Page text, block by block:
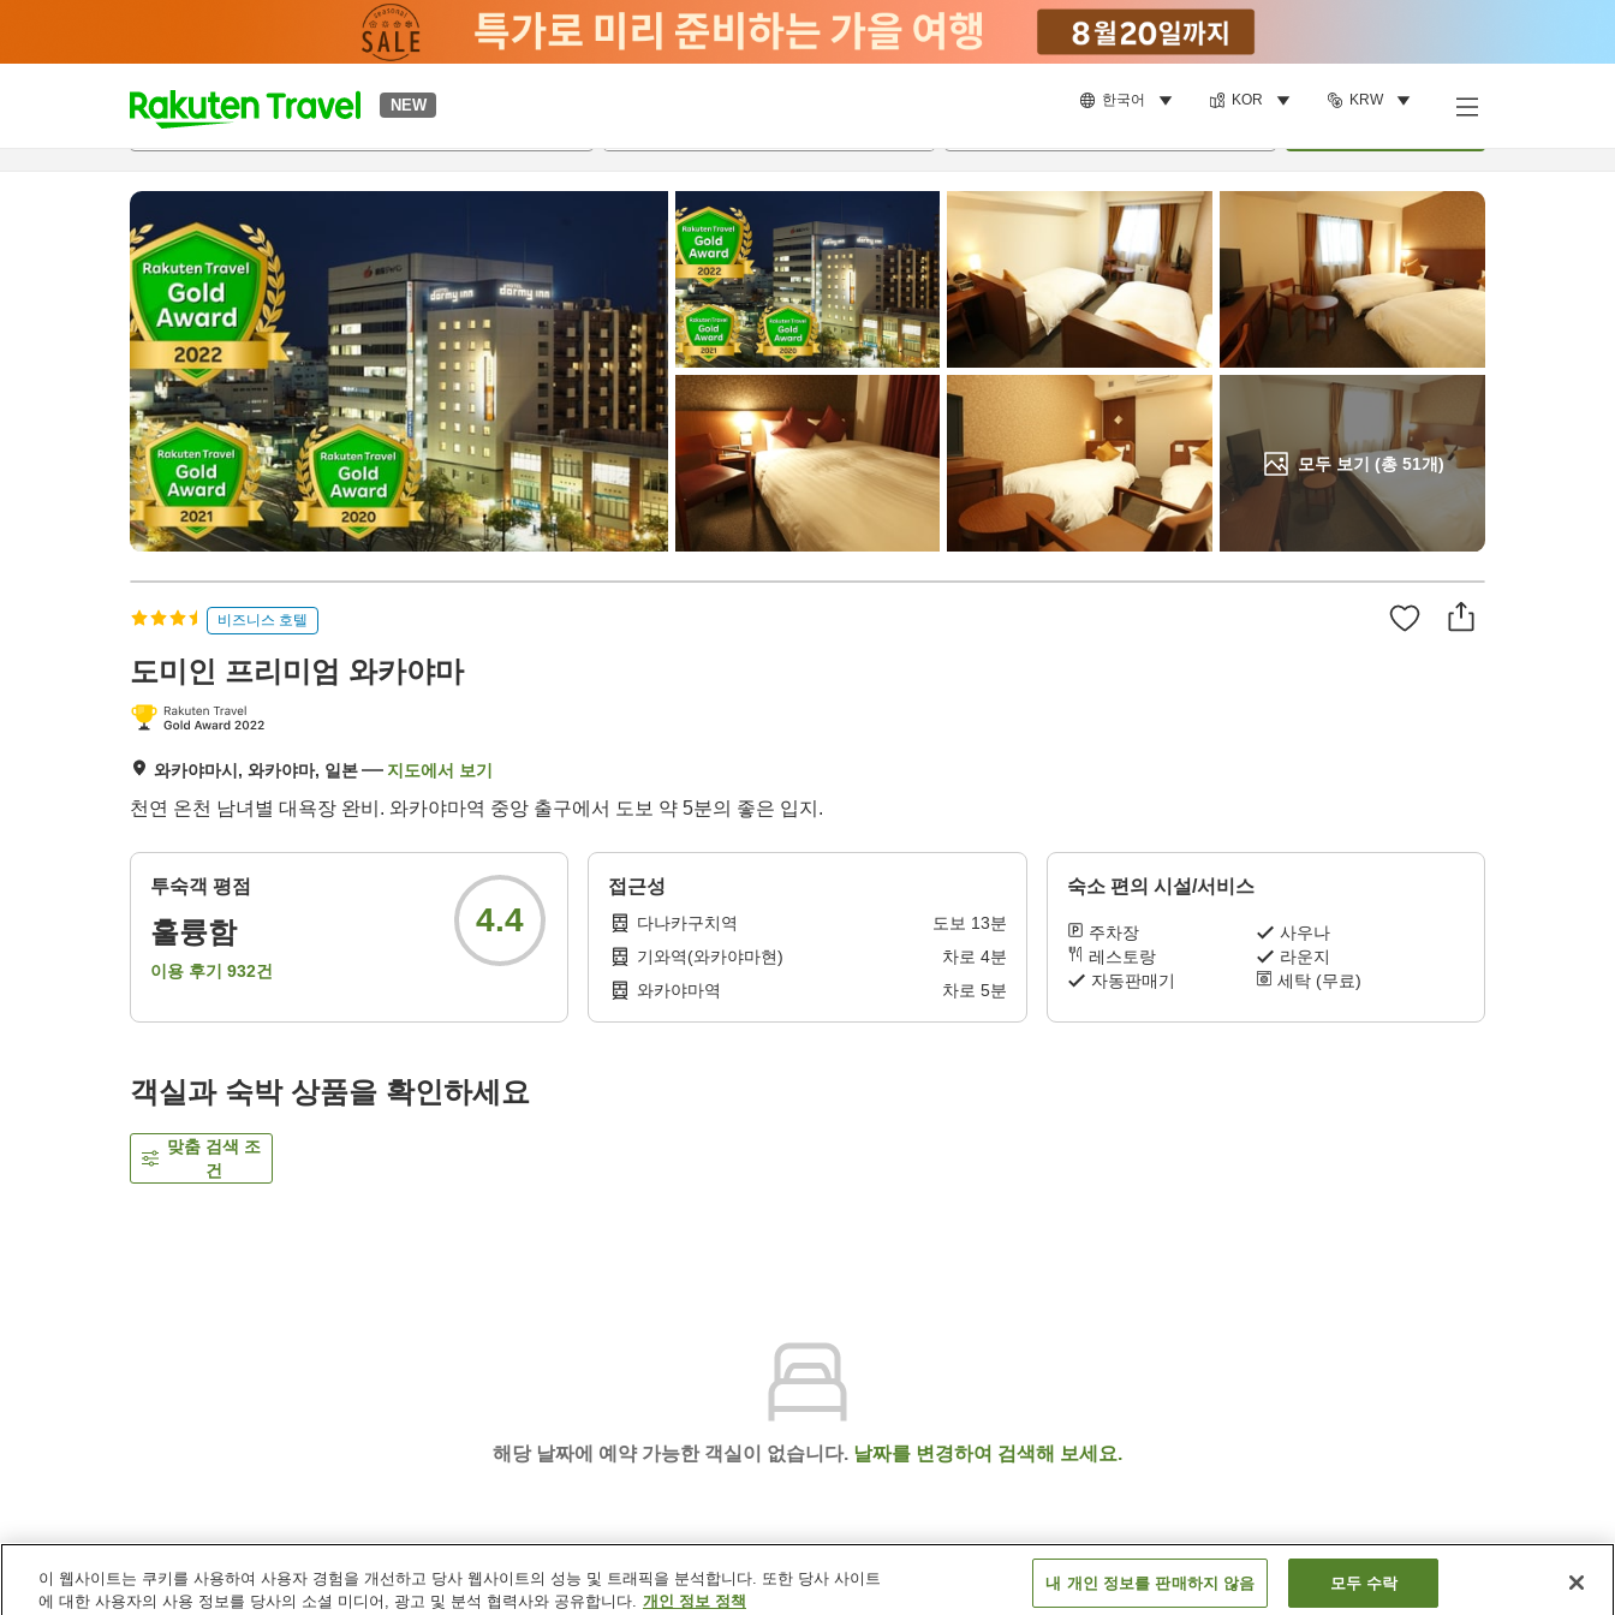
NEW 한국어 KOR KRW
t
p
a
g
e
_
s
e
a
r
c
h
모두 보기 (총 51개)
개요객실 & 숙박 상품이용 후기 하이라이트
비즈니스 호텔
도미인 프리미엄 와카야마
와카야마시, 와카야마, 일본 지도에서 보기
천연 온천 남녀별 대욕장 완비. 와카야마역 중앙 출구에서 도보 약 5분의 좋은 입지.
투숙객 평점
훌륭함
이용 후기 932건
4.4
접근성
다나카구치역 도보 13분
기와역(와카야마현)
차로 4분
와카야마역
차로 5분
숙소 편의 시설/서비스
주차장
사우나
레스토랑
라운지
자동판매기
세탁 (무료)
객실과 숙박 상품을 확인하세요
맞춤 검색 조
건
해당 날짜에 예약 가능한 객실이 없습니다. 날짜를 변경하여 검색해 보세요.
홈 일본 와카야마 와카야마시 도미인 프리미엄 와카야마
이 웹사이트는 쿠키를 사용하여 사용자 경험을 개선하고 당사 웹사이트의 성능 및 트래픽을 분석합니다. 또한 당사 사이트
에 대한 사용자의 사용 정보를 당사의 소셜 미디어, 광고 및 분석 협력사와 공유합니다. 개인 정보 정책
내 개인 정보를 판매하지 않음 모두 수락